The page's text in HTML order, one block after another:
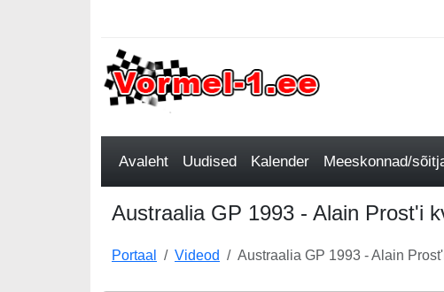
Avaleht Uudised Kalender Meeskonnad/
Austraalia GP 1993 - Alain Prost'i
Portaal Videod Austraalia GP 1993 - Alain